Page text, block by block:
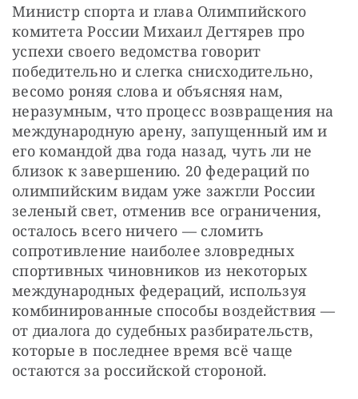
Министр спорта и глава Олимпийского
комитета России Михаил Дегтярев про
успехи своего ведомства говорит
победительно и слегка снисходительно,
весомо роняя слова и объясняя нам,
неразумным, что процесс возвращения на
международную арену, запущенный им и
его командой два года назад, чуть ли не
близок к завершению. 20 федераций по
олимпийским видам уже зажгли России
зеленый свет, отменив все ограничения,
осталось всего ничего — сломить
сопротивление наиболее зловредных
спортивных чиновников из некоторых
международных федераций, используя
комбинированные способы воздействия —
от диалога до судебных разбирательств,
которые в последнее время всё чаще
остаются за российской стороной.